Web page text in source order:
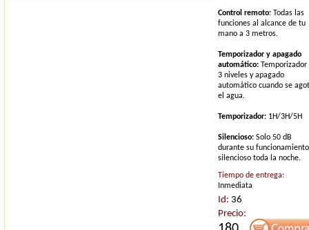
Control remoto: Todas las
funciones al alcance de tu
mano a 3 metros.
Temporizador y apagado
automático: Temporizador
3 niveles y apagado
automático cuando se
el agua.
Temporizador: 1H/3H/5H
Silencioso: Solo 50 dB
durante su
silencioso toda la noche.
Tiempo de entrega:
Inmediata
Id: 36
Precio: